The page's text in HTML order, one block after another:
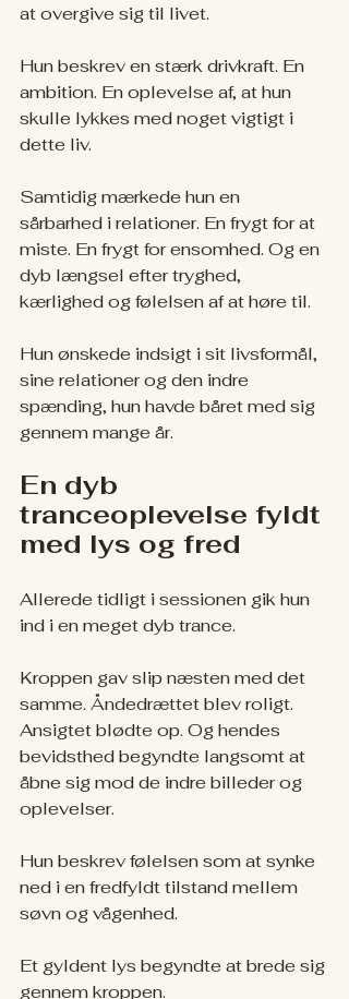
at overgive sig til livet.
Hun beskrev en stærk drivkraft. En
ambition. En oplevelse af, at hun
skulle lykkes med noget vigtigt i
dette liv.
Samtidig mærkede hun en
sårbarhed i relationer. En frygt for at
miste. En frygt for ensomhed. Og en
dyb længsel efter tryghed,
kærlighed og følelsen af at høre til.
Hun ønskede indsigt i sit livsformål,
sine relationer og den indre
spænding, hun havde båret med sig
gennem mange år.
En dyb
tranceoplevelse fyldt
med lys og fred
Allerede tidligt i sessionen gik hun
ind i en meget dyb trance.
Kroppen gav slip næsten med det
samme. Åndedrættet blev roligt.
Ansigtet blødte op. Og hendes
bevidsthed begyndte langsomt at
åbne sig mod de indre billeder og
oplevelser.
Hun beskrev følelsen som at synke
ned i en fredfyldt tilstand mellem
søvn og vågenhed.
Et gyldent lys begyndte at brede sig
gennem kroppen.